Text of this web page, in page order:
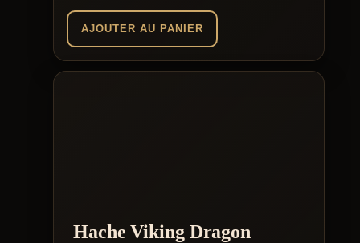
AJOUTER AU PANIER
Hache Viking Dragon